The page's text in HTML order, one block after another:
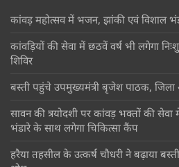
कांवड़ महोत्सव में भजन, झांकी एवं विशाल
कांवड़ियों की सेवा में छठवें वर्ष भी लगेगा
शिविर
बस्ती पहुंचे उपमुख्यमंत्री बृजेश पाठक, जिला
सावन की त्रयोदशी पर कांवड़ भक्तों की
भंडारे के साथ लगेगा चिकित्सा कैंप
हरैया तहसील के उत्कर्ष चौधरी ने बढ़ाया